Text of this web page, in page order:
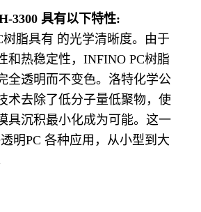
3300 具有以下特性:
树脂具有 的光学清晰度。由于
和热稳定性，INFINO PC树脂
全透明而不变色。洛特化学公
术去除了低分子量低聚物，使
具沉积最小化成为可能。这一
明PC 各种应用，从小型到大